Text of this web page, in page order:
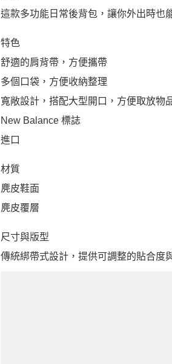
這款多功能日常後背包，讓你外出時也
特色
舒適的肩背帶，方便攜帶
多個口袋，方便收納整理
寬敞設計，搭配大型開口，方便取放物
New Balance 標誌
進口
材質
麂皮鞋面
麂皮覆層
尺寸與版型
傳統綁帶式設計，提供可調整的貼合度